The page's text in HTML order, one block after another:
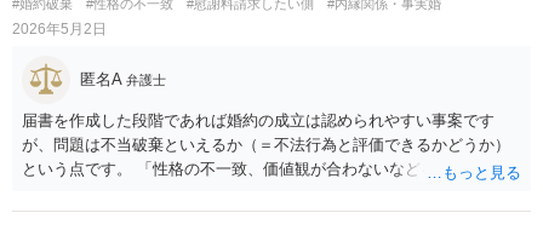
は、「離婚直前の旧姓」である「B（養親の氏）」に戻る権利が発生し
ます。 流れの整理をすると次のようになります。 婚姻届提出： 氏が
は影響せずCのまま）。 （万が一の）離婚時： 婚姻前の氏（B）に戻
ば、現在お持ちの免許証やクレジットカードの名義は、結婚して「C」
になるタイミングで一度だけ変更すれば済みます。 一点だけ注意が必
要なのは、「養子縁組」は相続権などにも影響する重大な契約である
#婚約破棄 #性格の不一致 #慰謝料請求したい側 #内縁関係・事実婚
2026年5月2日
匿名A 弁護士
届書を作成した段階であれば婚約の成立は認められやすい事案です
が、問題は不当破棄といえるか（＝不法行為と評価できるかどうか）
という点です。 「性格の不一致、価値観が合わないなどを理由に」と
を取りやめることにも一定の理由があったと評価されれば（不当破棄